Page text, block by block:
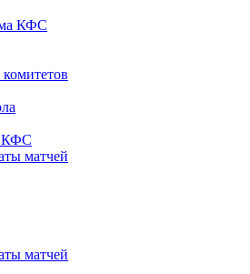
КФС
КФС
матчей
матчей